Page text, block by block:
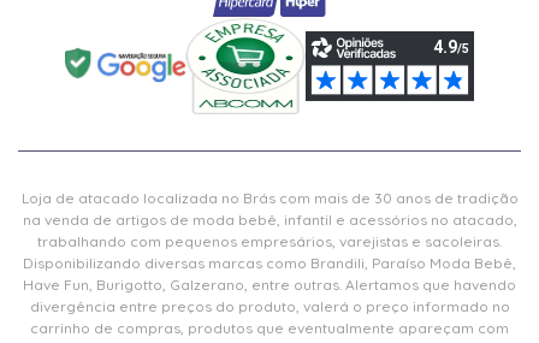
Loja de atacado localizada no Brás com mais de 30 anos de tradição
na venda de artigos de moda bebê, infantil e acessórios no atacado,
trabalhando com pequenos empresários, varejistas e sacoleiras.
Disponibilizando diversas marcas como Brandili, Paraíso Moda Bebê,
Have Fun, Burigotto, Galzerano, entre outras. Alertamos que havendo
divergência entre preços do produto, valerá o preço informado no
carrinho de compras, produtos que eventualmente apareçam com